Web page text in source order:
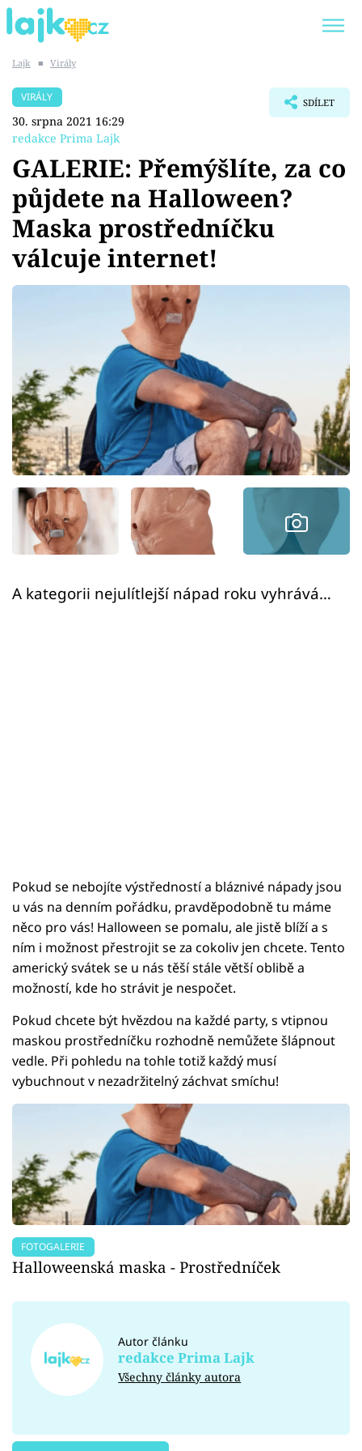
SHOPAHOLICADEL
Témata
Showbyznys
Youtubeři
Sex a vztahy
Videa
Sledujte prima+
Přihlášení
Sledujte nás
Lajk ■ Virály
VIRÁLY
30. srpna 2021 16:29
redakce Prima Lajk
SDÍLET
GALERIE: Přemýšlíte, za co
půjdete na Halloween?
Maska prostředníčku
válcuje internet!
A kategorii nejulítlejší nápad roku vyhrává…
Pokud se nebojíte výstředností a bláznivé nápady jsou
u vás na denním pořádku, pravděpodobně tu máme
něco pro vás! Halloween se pomalu, ale jistě blíží a s
ním i možnost přestrojit se za cokoliv jen chcete. Tento
americký svátek se u nás těší stále větší oblibě a
možností, kde ho strávit je nespočet.
Pokud chcete být hvězdou na každé party, s vtipnou
maskou prostředníčku rozhodně nemůžete šlápnout
vedle. Při pohledu na tohle totiž každý musí
vybuchnout v nezadržitelný záchvat smíchu!
FOTOGALERIE
Halloweenská maska - Prostředníček
Autor článku
redakce Prima Lajk
Všechny články autora